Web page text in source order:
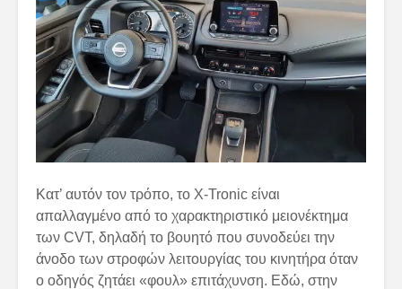
Κατ’ αυτόν τον τρόπο, το X-Tronic είναι
απαλλαγμένο από το χαρακτηριστικό μειονέκτημα
των CVT, δηλαδή το βουητό που συνοδεύει την
άνοδο των στροφών λειτουργίας του κινητήρα όταν
ο οδηγός ζητάει «φουλ» επιτάχυνση. Εδώ, στην